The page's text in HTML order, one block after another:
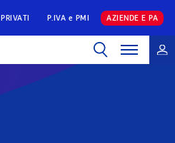
PRIVATI P.IVA e PMI AZIENDE E PA